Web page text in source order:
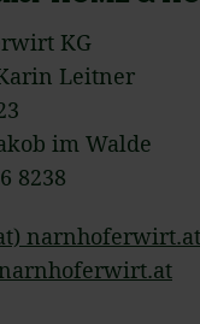
KG
Leitner
im Walde
8238